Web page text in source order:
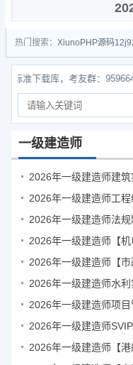
热门搜索： Xiuno PHP源码
下载库，考友群：959664952
一级建造师
2026年一级建造师建
2026年一级建造师工
2026年一级建造师法
2026年一级建造师【
2026年一级建造师【
2026年一级建造师水
2026年一级建造师项
2026年一级建造师
2026年一级建造师【港